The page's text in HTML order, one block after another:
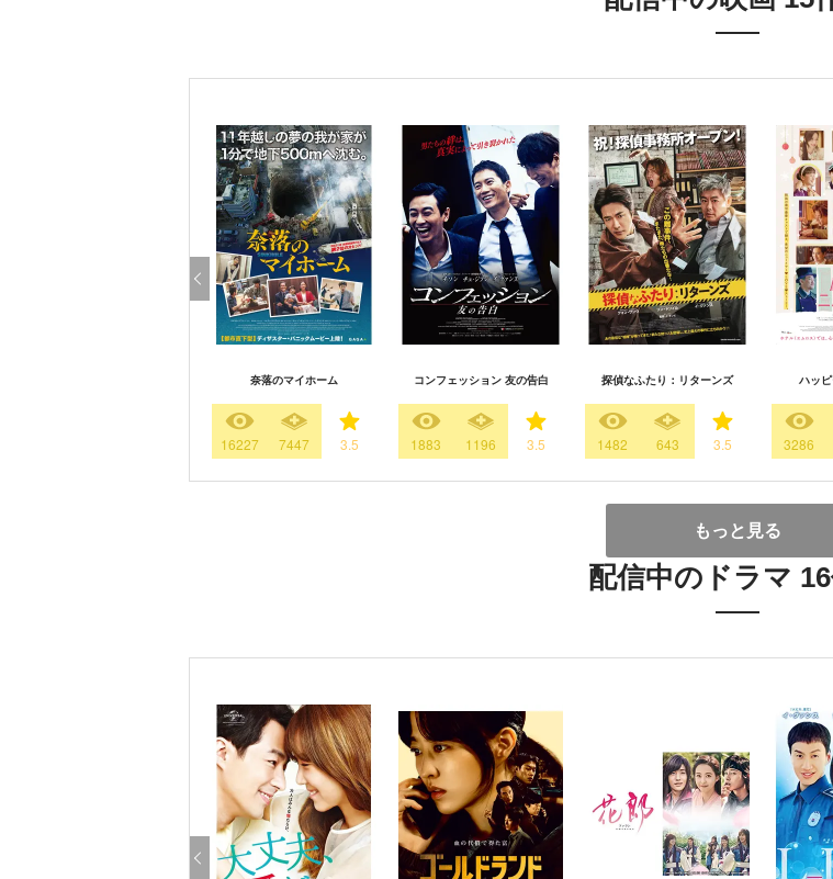
奈落のマイホーム
16227 7447 3.5
コンフェッション 友の告白
1883 1196 3.5
探偵なふたり：リターンズ
1482 643 3.5
ハッ
3286
もっと見る
配信中のドラマ